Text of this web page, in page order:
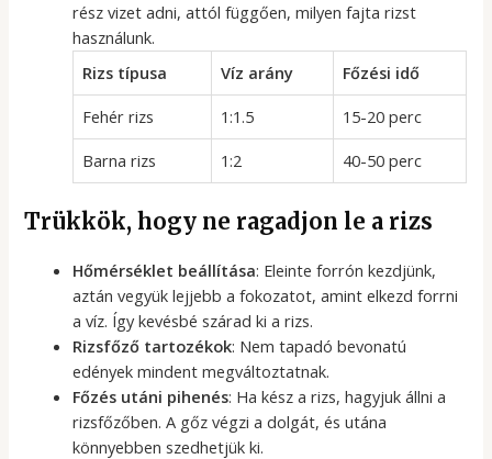
rész vizet adni, attól függően, milyen fajta rizst
használunk.
Rizs típusa
Víz arány
Főzési idő
Fehér rizs
1:1.5
15-20 perc
Barna rizs
1:2 40-50 perc
Trükkök, hogy ne ragadjon le a rizs
Hőmérséklet beállítása: Eleinte forrón kezdjünk,
aztán vegyük lejjebb a fokozatot, amint elkezd forrni
a víz. Így kevésbé szárad ki a rizs.
Rizsfőző tartozékok: Nem tapadó bevonatú
edények mindent megváltoztatnak.
Főzés utáni pihenés: Ha kész a rizs, hagyjuk állni a
rizsfőzőben. A gőz végzi a dolgát, és utána
könnyebben szedhetjük ki.